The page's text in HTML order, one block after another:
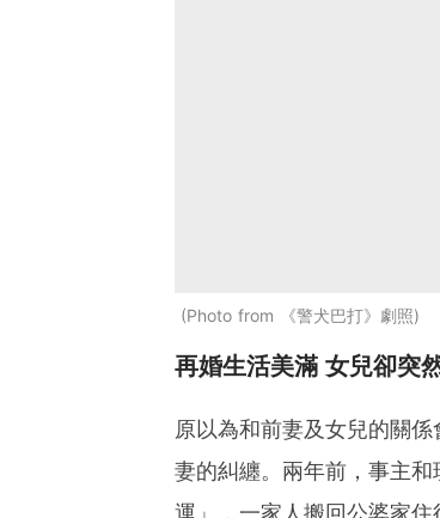
Photo from 《警犬巴打》劇照
再婚生活美滿 女兒卻突
原以為和前妻及女兒的關
妻的糾纏。兩年前，事主
運」，一家人搬回公婆家